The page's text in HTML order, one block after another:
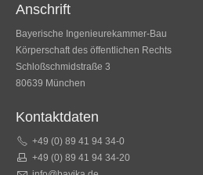
Anschrift
Bayerische Ingenieurekammer-Bau
Körperschaft des öffentlichen Rechts
Schloßschmidstraße 3
80639 München
Kontaktdaten
+49 (0) 89 41 94 34-0
+49 (0) 89 41 94 34-20